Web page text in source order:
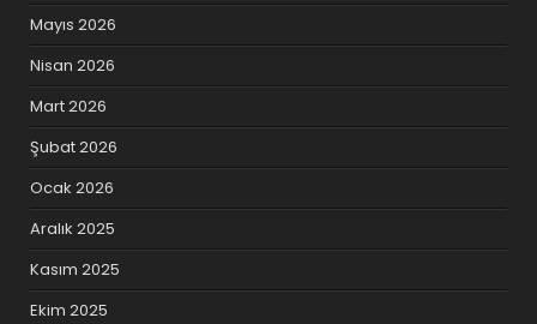
Mayıs 2026
Nisan 2026
Mart 2026
Şubat 2026
Ocak 2026
Aralık 2025
Kasım 2025
Ekim 2025